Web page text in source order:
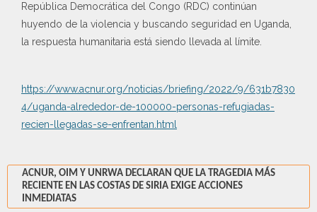
República Democrática del Congo (RDC) continúan
huyendo de la violencia y buscando seguridad en Uganda,
la respuesta humanitaria está siendo llevada al límite.
https://www.acnur.org/noticias/briefing/2022/9/631b7830
4/uganda-alrededor-de-100000-personas-refugiadas-
recien-llegadas-se-enfrentan.html
ACNUR, OIM Y UNRWA DECLARAN QUE LA TRAGEDIA MÁS
RECIENTE EN LAS COSTAS DE SIRIA EXIGE ACCIONES
INMEDIATAS